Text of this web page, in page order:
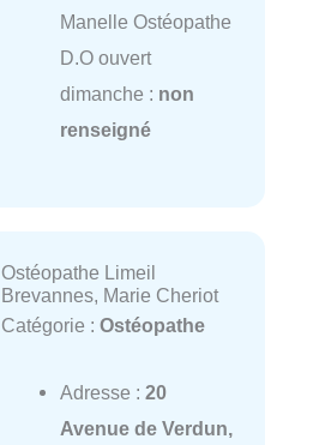
Manelle Ostéopathe
D.O ouvert
dimanche : non
renseigné
Ostéopathe Limeil
Brevannes, Marie Cheriot
Catégorie : Ostéopathe
Adresse : 20
Avenue de Verdun,